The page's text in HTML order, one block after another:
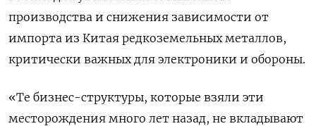
производства и снижения зависимости от
импорта из Китая редкоземельных металлов,
критически важных для электроники и обороны.
«Те бизнес-структуры, которые взяли эти
месторождения много лет назад, не вкладывают